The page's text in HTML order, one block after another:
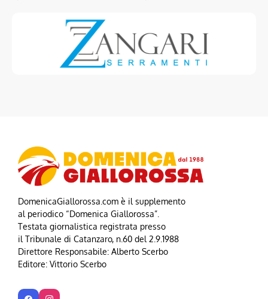
DomenicaGiallorossa.com è il supplemento
al periodico “Domenica Giallorossa”.
Testata giornalistica registrata presso
il Tribunale di Catanzaro, n.60 del 2.9.1988
Direttore Responsabile: Alberto Scerbo
Editore: Vittorio Scerbo